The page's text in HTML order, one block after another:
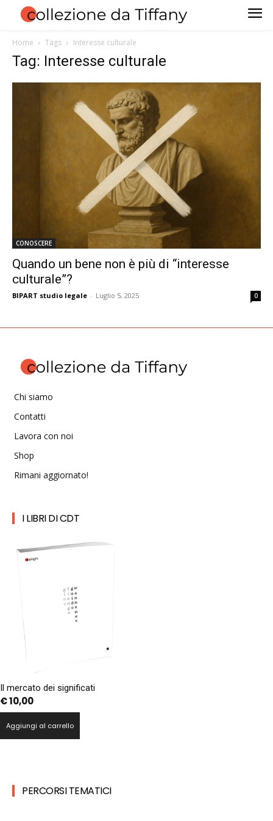
Home Tags Interesse culturale
Tag: Interesse culturale
CONOSCERE
Quando un bene non è più di “interesse
culturale”?
BIPART studio legale - Luglio 5, 2025 0
Chi siamo
Contatti
Lavora con noi
Shop
Rimani aggiornato!
I LIBRI DI CDT
Il mercato dei significati
€10,00
Aggiungi al carrello
PERCORSI TEMATICI